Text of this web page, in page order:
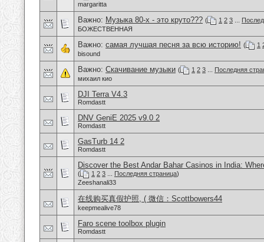
margaritta
Важно: Музыка 80-х - это круто??? ( 1 2 3
БОЖЕСТВЕННАЯ
Важно: самая лучшая песня за всю историю! ( 1
bisound
Важно: Скачивание музыки ( 1 2 3
Последняя
михаил кио
DJI Terra V4.3
Romdastt
DNV GeniE 2025 v9.0 2
Romdastt
GasTurb 14 2
Romdastt
Discover the Best Andar Bahar Casinos in India:
( 1 2 3 Последняя страница)
Zeeshanali33
在线购买真假护照, ( 微信：Scottbowers44
keepmealive78
Faro scene toolbox plugin
Romdastt